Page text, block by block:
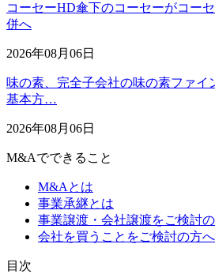
コーセーHD傘下のコーセーがコー
併へ
2026年08月06日
味の素、完全子会社の味の素ファイ
基本方…
2026年08月06日
M&Aでできること
M&Aとは
事業承継とは
事業譲渡・会社譲渡をご検討
会社を買うことをご検討の方へ
⽬次